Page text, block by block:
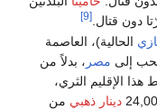
دون قتال.[9]
الحالية)، العاصمة
إلى مصر ، بدلاً من
الإقليم الثري،
دينار ذهبي من